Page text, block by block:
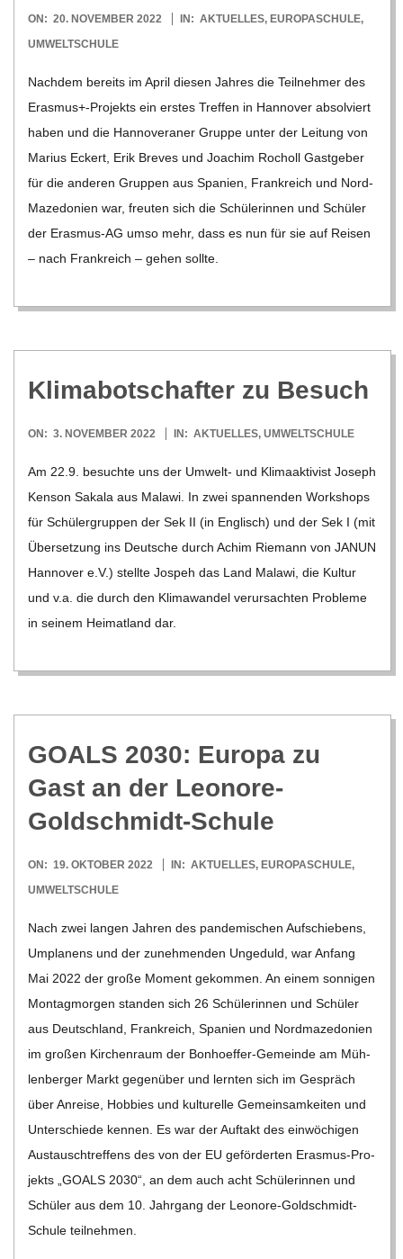
2022-
11-
ON: 20. NOVEMBER 2022 IN: AKTUELLES, EUROPASCHULE,
UMWELTSCHULE
Nach­dem bereits im April die­sen Jah­res die Teil­neh­mer des
Erasmus+-Projekts ein ers­tes Tref­fen in Han­no­ver absol­viert
haben und die Han­no­ve­ra­ner Gruppe unter der Lei­tung von
Marius Eckert, Erik Bre­ves und Joa­chim Rocholl Gast­ge­ber
für die ande­ren Grup­pen aus Spa­nien, Frank­reich und Nord-
Maze­­do­­nien war, freu­ten sich die Schü­le­rin­nen und Schü­ler
der Eras­­mus-AG umso mehr, dass es nun für sie auf Rei­sen
– nach Frank­reich – gehen sollte.
Kli­ma­bot­schaf­ter zu Besuch
2022-
ON: 3. NOVEMBER 2022 IN: AKTUELLES, UMWELTSCHULE
Am 22.9. besuchte uns der Umwelt- und Kli­ma­ak­ti­vist Joseph
Ken­son Sakala aus Malawi. In zwei span­nen­den Work­shops
für Schü­ler­grup­pen der Sek II (in Eng­lisch) und der Sek I (mit
Über­set­zung ins Deut­sche durch Achim Rie­mann von JANUN
Han­no­ver e.V.) stellte Jos­peh das Land Malawi, die Kul­tur
und v.a. die durch den Kli­ma­wan­del ver­ur­sach­ten Pro­bleme
in sei­nem Hei­mat­land dar.
GOALS 2030: Europa zu
Gast an der Leonore-
Goldschmidt-Schule
2022-
10-
ON: 19. OKTOBER 2022 IN: AKTUELLES, EUROPASCHULE,
UMWELTSCHULE
Nach zwei lan­gen Jah­ren des pan­de­mi­schen Auf­schie­bens,
Umpla­nens und der zuneh­men­den Unge­duld, war Anfang
Mai 2022 der große Moment gekom­men. An einem son­ni­gen
Mon­tag­mor­gen stan­den sich 26 Schü­le­rin­nen und Schü­ler
aus Deutsch­land, Frank­reich, Spa­nien und Nord­ma­ze­do­nien
im gro­ßen Kir­chen­raum der Bon­hoe­f­­fer-Gemeinde am Müh­
len­ber­ger Markt gegen­über und lern­ten sich im Gespräch
über Anreise, Hob­bies und kul­tu­relle Gemein­sam­kei­ten und
Unter­schiede ken­nen. Es war der Auf­takt des ein­wö­chi­gen
Aus­tausch­tref­fens des von der EU geför­der­ten Eras­­mus-Pro­­
jekts „GOALS 2030“, an dem auch acht Schü­le­rin­nen und
Schü­ler aus dem 10. Jahr­gang der Leo­­nore-Gol­d­­schmidt-
Schule teil­neh­men.